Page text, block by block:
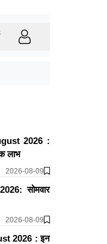
2026 :
लाभ
2026-08-09
सोमवार
2026-08-09
2026 : इन